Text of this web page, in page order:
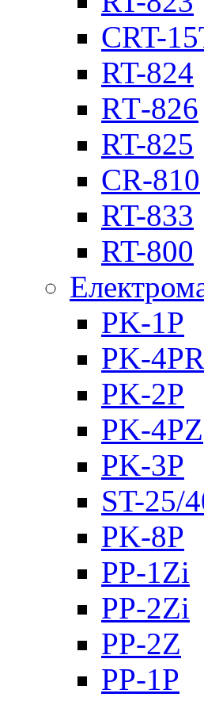
CRT-
RT-824
RТ-826
RT-825
CR-810
RT-833
RT-800
PK-1P
PK-4PR
PK-2Р
PK-4PZ
PK-3Р
ST-25/
PK-8P
PP-1Zi
PP-2Zi
PP-2Z
PP-1P